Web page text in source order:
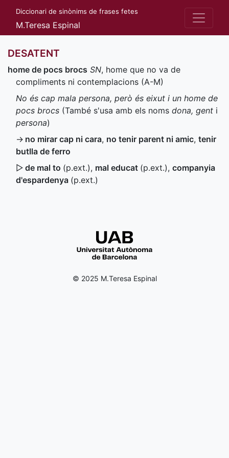
Diccionari de sinònims de frases fetes
M.Teresa Espinal
DESATENT
home de pocs brocs SN, home que no va de
compliments ni contemplacions (A-M)
No és cap mala persona, però és eixut i un home de
pocs brocs (També s'usa amb els noms dona, gent i
persona)
→ no mirar cap ni cara, no tenir parent ni amic, tenir
butlla de ferro
▷ de mal to (p.ext.), mal educat (p.ext.), companyia
d'espardenya (p.ext.)
© 2025 M.Teresa Espinal